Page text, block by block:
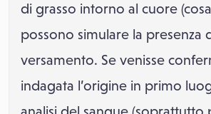
di grasso intorno al cuore
possono simulare la presenza
versamento. Se venisse
indagata l’origine in primo